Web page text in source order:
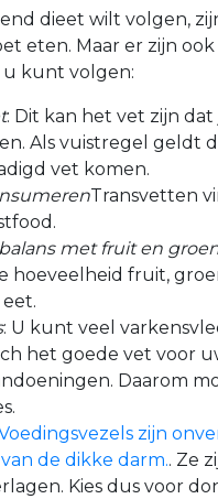
dieet wilt volgen,
eten. Maar er zijn
u kunt volgen:
: Dit kan het vet zijn
Als vuistregel geldt
vet komen.
Transvetten
met fruit en
hoeveelheid fruit,
: U kunt veel
het goede vet voor
Daarom
zijn
de dikke darm.. Ze
Kies dus voor